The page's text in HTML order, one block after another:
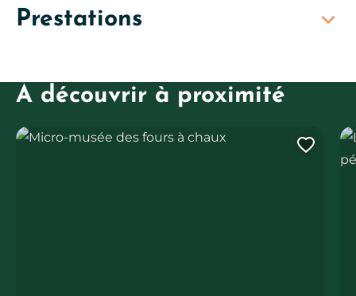
Prestations
À découvrir à proximité
Micro-musée des fours à chaux